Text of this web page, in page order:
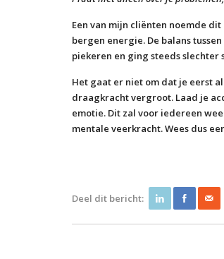
Een van mijn cliënten noemde
bergen energie. De balans
piekeren en ging steeds slechter
Het gaat er niet om dat je eerst
draagkracht vergroot. Laad je
emotie. Dit zal voor iedereen
mentale veerkracht. Wees dus
Deel dit bericht: